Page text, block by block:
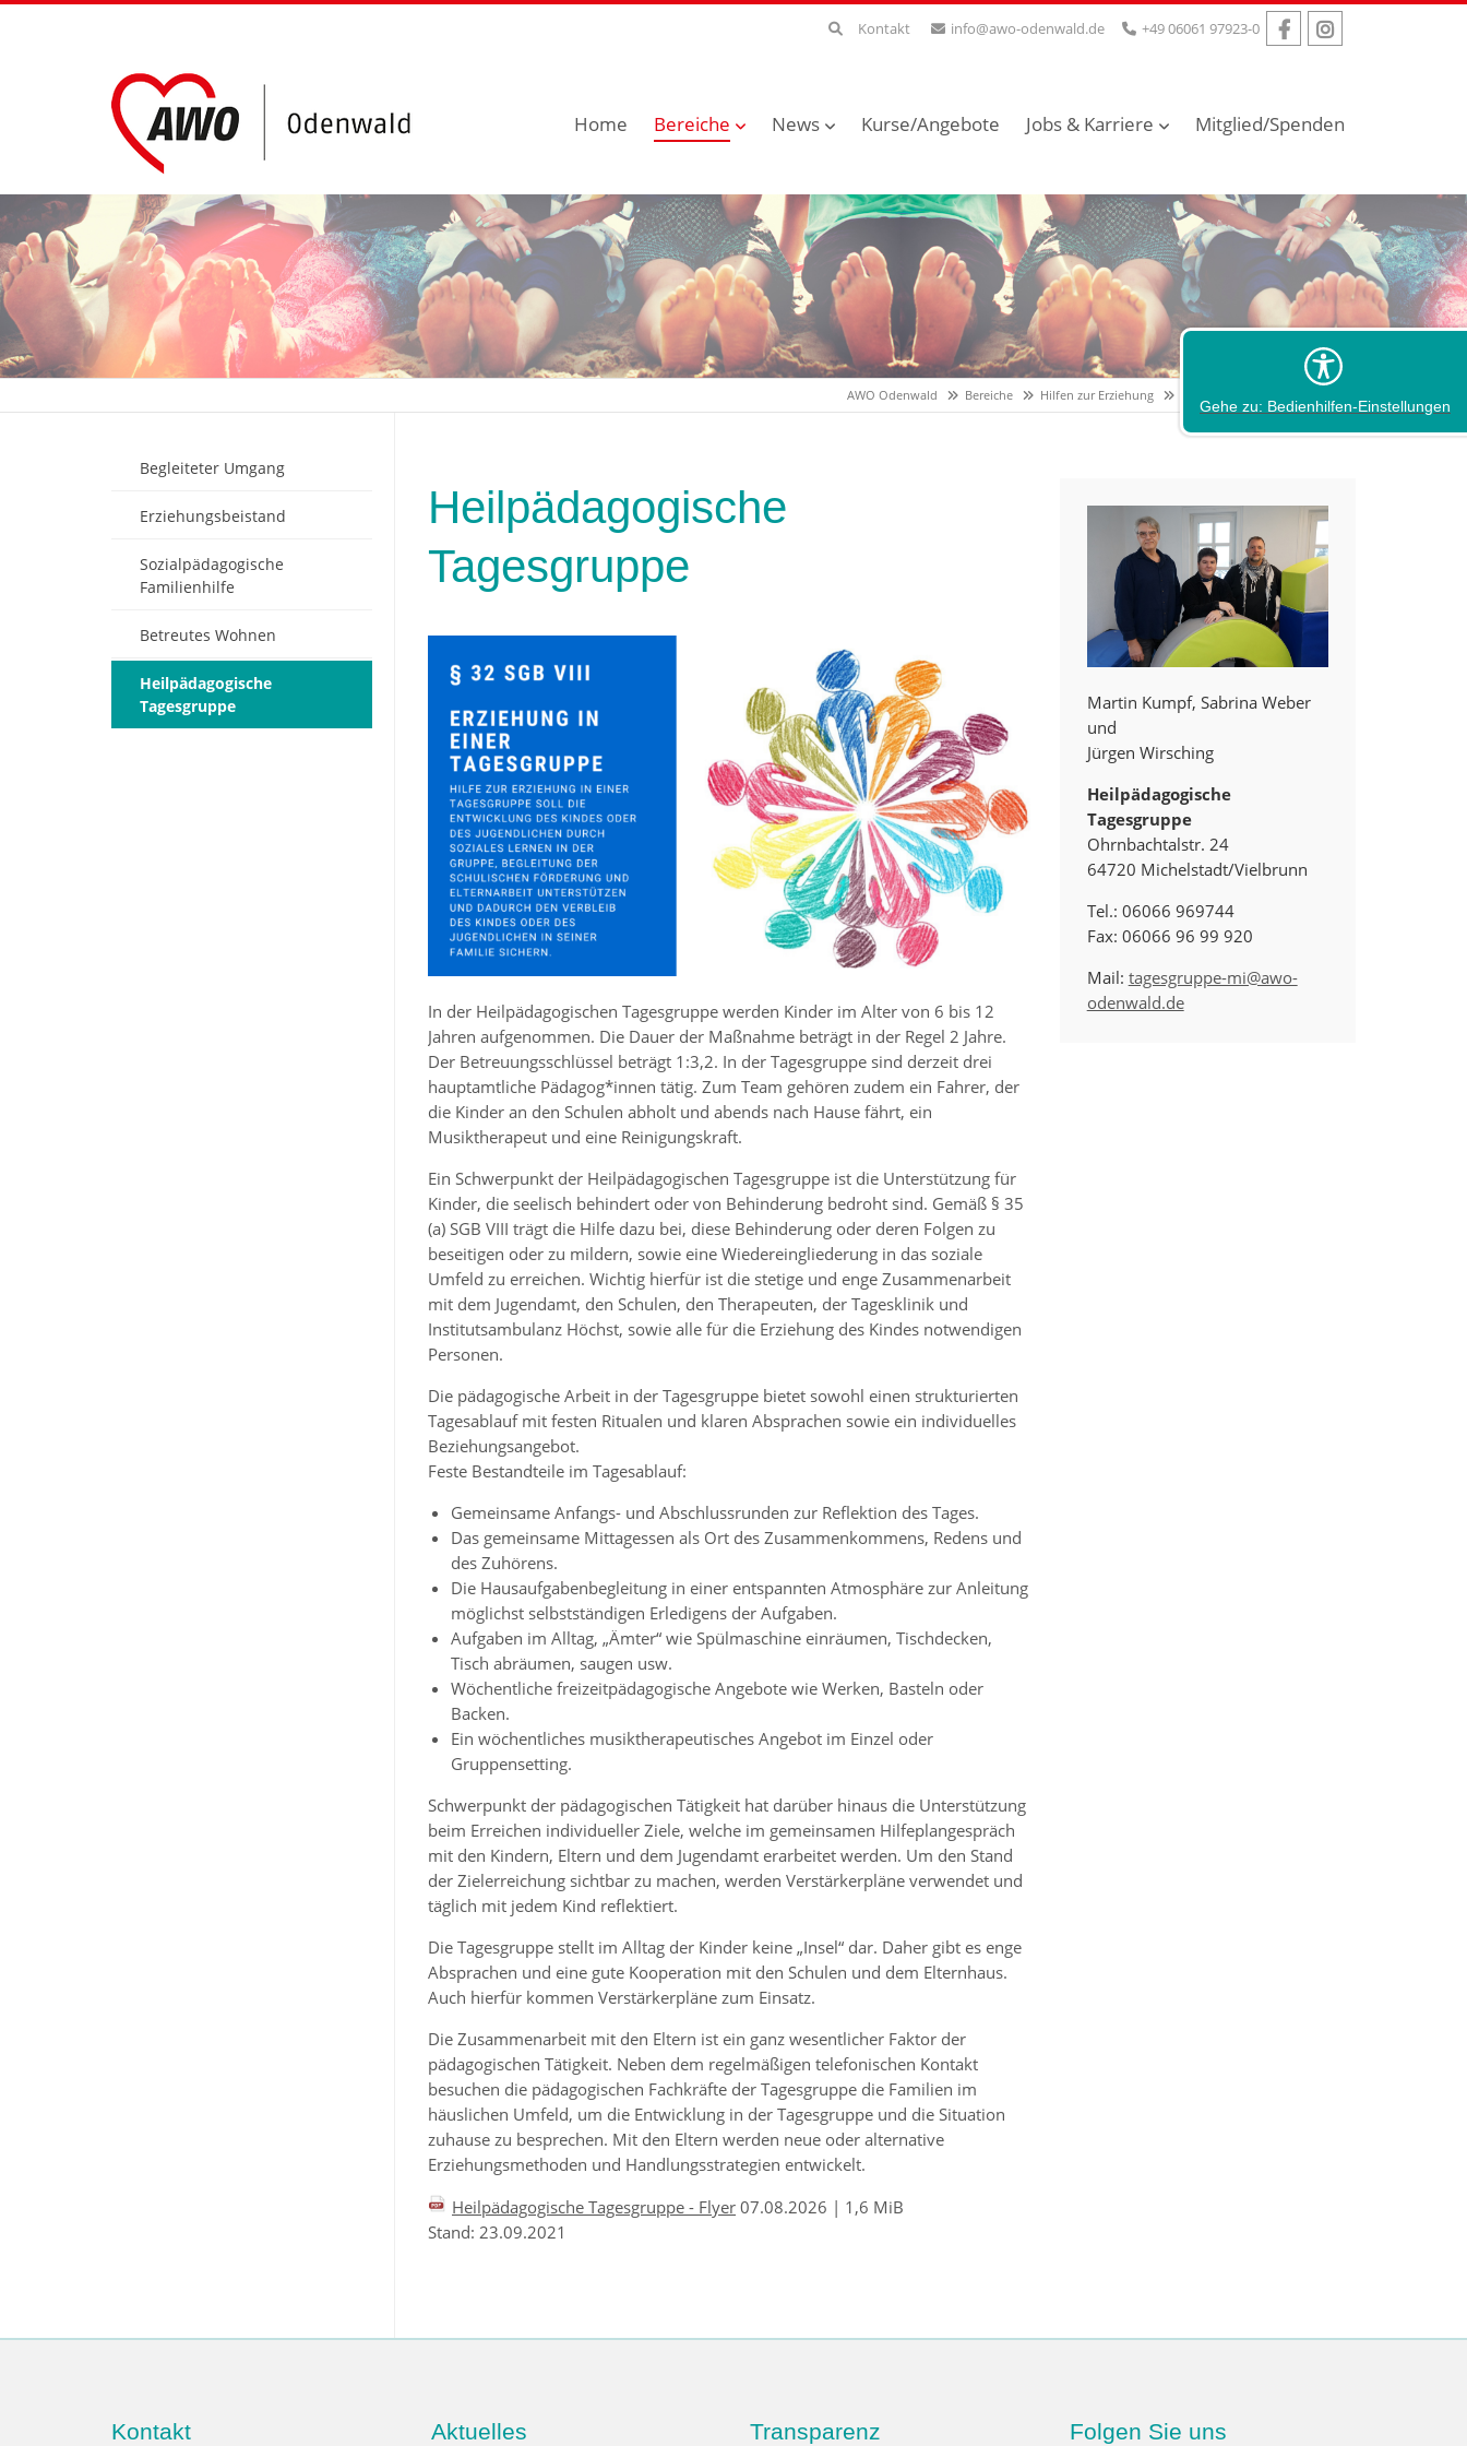
Kontakt info@awo-odenwald.de +49 06061 97923-0
Home Bereiche News Kurse/Angebote Jobs & Karriere Mitglied/Spenden
AWO Odenwald Bereiche Hilfen zur Erziehung
Heilpädagogische
Tagesgruppe
In der Heilpädagogischen Tagesgruppe werden Kinder im Alter von 6 bis 12
Jahren aufgenommen. Die Dauer der Maßnahme beträgt in der Regel 2 Jahre.
Der Betreuungsschlüssel beträgt 1:3,2. In der Tagesgruppe sind derzeit drei
hauptamtliche Pädagog*innen tätig. Zum Team gehören zudem ein Fahrer, der
die Kinder an den Schulen abholt und abends nach Hause fährt, ein
Musiktherapeut und eine Reinigungskraft.
Ein Schwerpunkt der Heilpädagogischen Tagesgruppe ist die Unterstützung für
Kinder, die seelisch behindert oder von Behinderung bedroht sind. Gemäß § 35
(a) SGB VIII trägt die Hilfe dazu bei, diese Behinderung oder deren Folgen zu
beseitigen oder zu mildern, sowie eine Wiedereingliederung in das soziale
Umfeld zu erreichen. Wichtig hierfür ist die stetige und enge Zusammenarbeit
mit dem Jugendamt, den Schulen, den Therapeuten, der Tagesklinik und
Institutsambulanz Höchst, sowie alle für die Erziehung des Kindes notwendigen
Personen.
Die pädagogische Arbeit in der Tagesgruppe bietet sowohl einen strukturierten
Tagesablauf mit festen Ritualen und klaren Absprachen sowie ein individuelles
Beziehungsangebot.
Feste Bestandteile im Tagesablauf:
Gemeinsame Anfangs- und Abschlussrunden zur Reflektion des Tages.
Das gemeinsame Mittagessen als Ort des Zusammenkommens, Redens und
des Zuhörens.
Die Hausaufgabenbegleitung in einer entspannten Atmosphäre zur Anleitung
möglichst selbstständigen Erledigens der Aufgaben.
Aufgaben im Alltag, „Ämter“ wie Spülmaschine einräumen, Tischdecken,
Tisch abräumen, saugen usw.
Wöchentliche freizeitpädagogische Angebote wie Werken, Basteln oder
Backen.
Ein wöchentliches musiktherapeutisches Angebot im Einzel oder
Gruppensetting.
Schwerpunkt der pädagogischen Tätigkeit hat darüber hinaus die Unterstützung
beim Erreichen individueller Ziele, welche im gemeinsamen Hilfeplangespräch
mit den Kindern, Eltern und dem Jugendamt erarbeitet werden. Um den Stand
der Zielerreichung sichtbar zu machen, werden Verstärkerpläne verwendet und
täglich mit jedem Kind reflektiert.
Die Tagesgruppe stellt im Alltag der Kinder keine „Insel“ dar. Daher gibt es enge
Absprachen und eine gute Kooperation mit den Schulen und dem Elternhaus.
Auch hierfür kommen Verstärkerpläne zum Einsatz.
Die Zusammenarbeit mit den Eltern ist ein ganz wesentlicher Faktor der
pädagogischen Tätigkeit. Neben dem regelmäßigen telefonischen Kontakt
besuchen die pädagogischen Fachkräfte der Tagesgruppe die Familien im
häuslichen Umfeld, um die Entwicklung in der Tagesgruppe und die Situation
zuhause zu besprechen. Mit den Eltern werden neue oder alternative
Erziehungsmethoden und Handlungsstrategien entwickelt.
Heilpädagogische Tagesgruppe - Flyer 07.08.2026 | 1,6 MiB
Stand: 23.09.2021
Martin Kumpf, Sabrina Weber
und
Jürgen Wirsching
Heilpädagogische
Tagesgruppe
Ohrnbachtalstr. 24
64720 Michelstadt/Vielbrunn
Tel.: 06066 969744
Fax: 06066 96 99 920
Mail: tagesgruppe-mi@awo-
odenwald.de
Begleiteter Umgang
Erziehungsbeistand
Sozialpädagogische
Familienhilfe
Betreutes Wohnen
Heilpädagogische
Tagesgruppe
Kontakt Aktuelles Transparenz Folgen Sie uns
Gehe zu: Bedienhilfen-Einstellungen